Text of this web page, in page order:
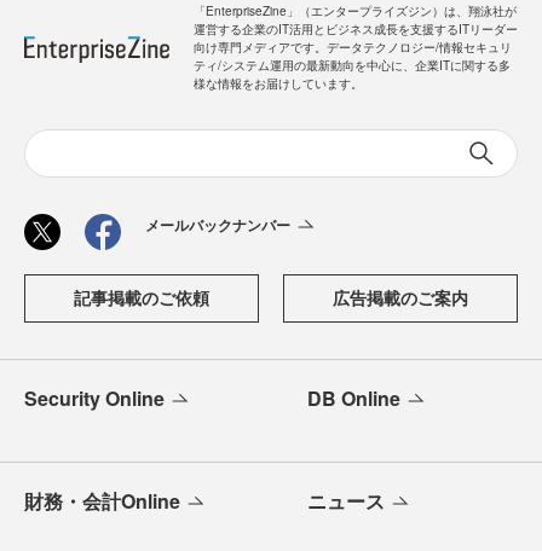
「EnterpriseZine」（エンタープライズジン）は、翔泳社が
運営する企業のIT活用とビジネス成長を支援するITリーダー
向け専門メディアです。データテクノロジー/情報セキュリ
ティ/システム運用の最新動向を中心に、企業ITに関する多
様な情報をお届けしています。
メールバックナンバー
記事掲載のご依頼 広告掲載のご案内
Security Online DB Online
財務・会計Online ニュース